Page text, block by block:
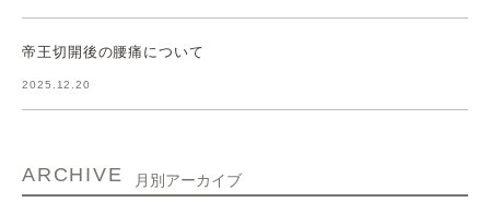
帝王切開後の腰痛について
2025.12.20
ARCHIVE 月別アーカイブ